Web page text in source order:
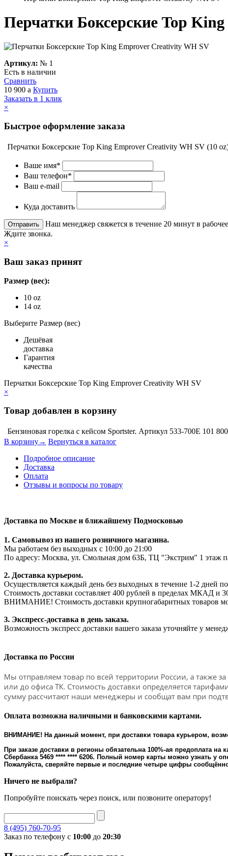
Перчатки Боксерские Top
Артикул: № 1
Есть в наличии
Сравнить
10 900 a Купить
Заказать в 1 клик
×
Быстрое оформление заказа
Перчатки Боксерские Top King Emprover Creativity WH SV (10
Ваше имя*
Ваш телефон*
Ваш e-mail
Куда доставить
Наш менеджер свяжется в течение 20 минут в
Ждите звонка.
×
Ваш заказ принят
Размер (вес):
10 oz
14 oz
Выберите Размер (вес)
Дешёвая
доставка
Гарантия
качества
Перчатки Боксерские Top King Emprover Creativity WH SV
×
Товар добавлен в корзину
Бензиновая горелка с кейсом Sportster. Артикул 533-700E 101 800
В корзину→ Вернуться в каталог
Подробное описание
Доставка
Оплата
Отзывы и вопросы по товару
Доставка по Москве и ближайшему Подмосковью
1. Самовывоз из нашего розничного магазина.
Мы работаем без выходных с 10:00 до 21:00
По адресу: Москва, ул. Смольная дом 63Б, ТЦ "Экстрим" 1 этаж
2. Доставка курьером.
Осуществляется каждый день без выходных в течение 1-2 дней
Стоимость доставки составляет 400 рублей в пределах МКАД и
ВНИМАНИЕ! Стоимость доставки крупногабаритных товаров
3. Экспресс-доставка в день заказа.
Возможность экспресс доставки вашего заказа уточняйте у
Доставка по России
Мы отправляем товар по всей территории России, а также
или до офиса ТК. Стоимость доставки определяется
сумму рассчитают наши менеджеры и сообщат вам при
Оплата возможна наличными и банковскими картами.
ВНИМАНИЕ! На данный момент, при доставки товара курьером,
При заказе доставки в регионы обязательна 100%-ая предоплата на
Сбербанка 5469 **** **** 6206. Полный номер карты можно узнать у
Пожалуйста, сверяйте первые и последние четыре цифры
Ничего не выбрали?
Попробуйте поискать через поиск, или позвоните оператору!
8 (495) 760-70-95
Заказ по телефону с 10:00 до 20:30